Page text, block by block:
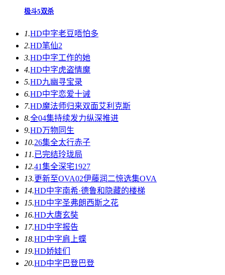
极斗5双杀
1.HD中字老豆唔怕多
2.HD笔仙2
3.HD中字工作的她
4.HD中字虎盗情魔
5.HD九幽寻宝录
6.HD中字恋爱十诫
7.HD魔法师归来双面艾利克斯
8.全04集持续发力纵深推进
9.HD万物同生
10.26集全太行赤子
11.已完结玲珑局
12.41集全深宅1927
13.更新至OVA02伊藤润二惊选集OVA
14.HD中字南希·德鲁和隐藏的楼梯
15.HD中字圣弗朗西斯之花
16.HD大唐玄奘
17.HD中字报告
18.HD中字肩上蝶
19.HD娇娃们
20.HD中字 巴登巴登